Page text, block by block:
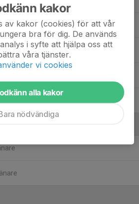
kakor
av kakor (cookies) för att vår
bra för dig. De används
i syfte att hjälpa oss att
våra tjänster.
vi cookies
alla kakor
nödvändiga